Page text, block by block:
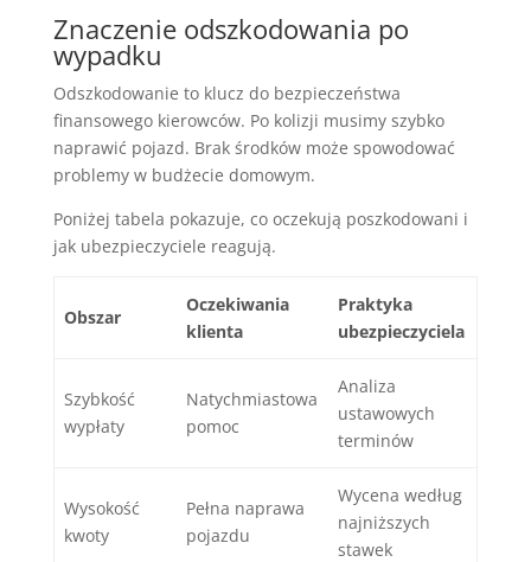
Znaczenie odszkodowania po
wypadku
Odszkodowanie to klucz do bezpieczeństwa
finansowego kierowców. Po kolizji musimy szybko
naprawić pojazd. Brak środków może spowodować
problemy w budżecie domowym.
Poniżej tabela pokazuje, co oczekują poszkodowani i
jak ubezpieczyciele reagują.
Obszar
Oczekiwania
klienta
Praktyka
ubezpieczyciela
Szybkość
wypłaty
Natychmiastowa
pomoc
Analiza
ustawowych
terminów
Wysokość
kwoty
Pełna naprawa
pojazdu
Wycena według
najniższych
stawek